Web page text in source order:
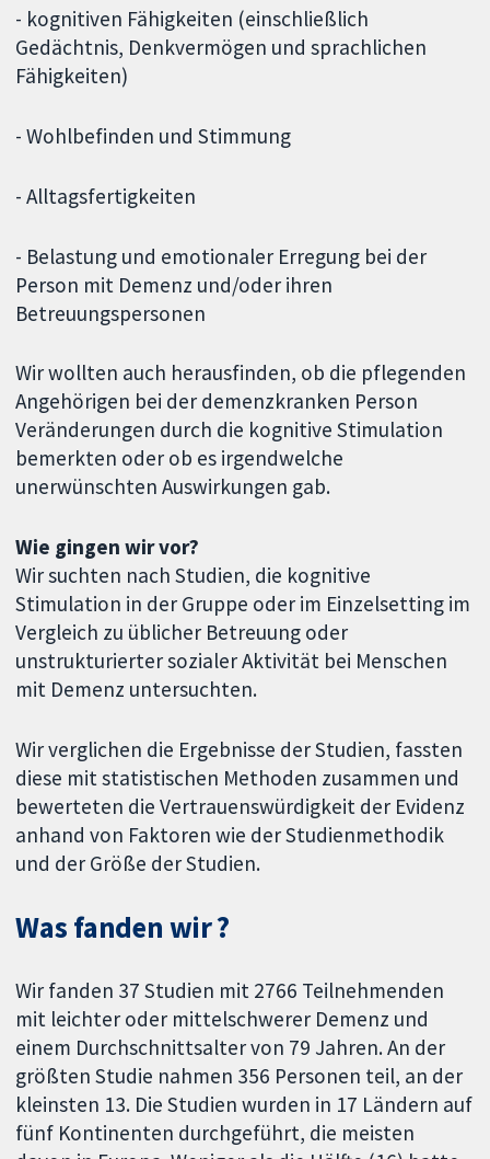
- kognitiven Fähigkeiten (einschließlich
Gedächtnis, Denkvermögen und sprachlichen
Fähigkeiten)
- Wohlbefinden und Stimmung
- Alltagsfertigkeiten
- Belastung und emotionaler Erregung bei der
Person mit Demenz und/oder ihren
Betreuungspersonen
Wir wollten auch herausfinden, ob die pflegenden
Angehörigen bei der demenzkranken Person
Veränderungen durch die kognitive Stimulation
bemerkten oder ob es irgendwelche
unerwünschten Auswirkungen gab.
Wie gingen wir vor?
Wir suchten nach Studien, die kognitive
Stimulation in der Gruppe oder im Einzelsetting im
Vergleich zu üblicher Betreuung oder
unstrukturierter sozialer Aktivität bei Menschen
mit Demenz untersuchten.
Wir verglichen die Ergebnisse der Studien, fassten
diese mit statistischen Methoden zusammen und
bewerteten die Vertrauenswürdigkeit der Evidenz
anhand von Faktoren wie der Studienmethodik
und der Größe der Studien.
Was fanden wir ?
Wir fanden 37 Studien mit 2766 Teilnehmenden
mit leichter oder mittelschwerer Demenz und
einem Durchschnittsalter von 79 Jahren. An der
größten Studie nahmen 356 Personen teil, an der
kleinsten 13. Die Studien wurden in 17 Ländern auf
fünf Kontinenten durchgeführt, die meisten